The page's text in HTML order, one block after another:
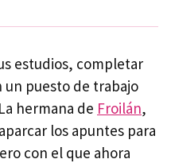
estudios, completar
un puesto de trabajo
hermana de Froilán,
los apuntes para
con el que ahora